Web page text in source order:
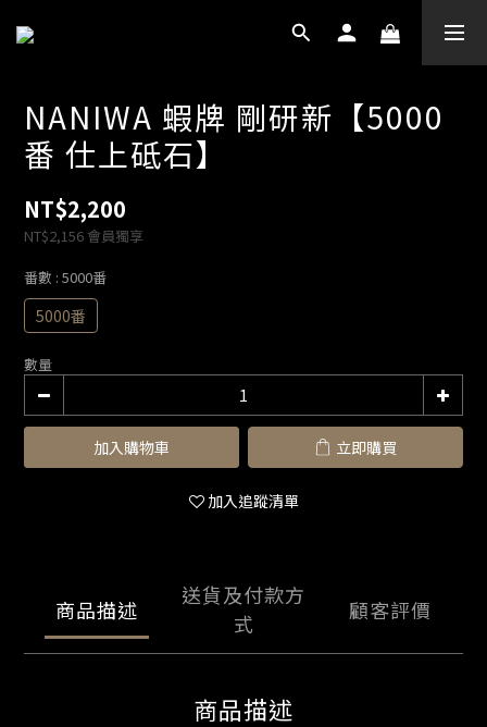
NANIWA 蝦牌 剛研新【5000
番 仕上砥石】
NT$2,200
NT$2,156 會員獨享
番數 : 5000番
5000番
數量
加入購物車 立即購買
加入追蹤清單
商品描述
送貨及付款方
式
顧客評價
商品描述